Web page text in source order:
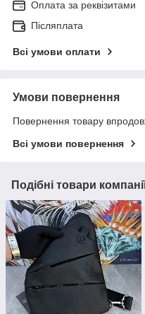
Оплата за реквізитами
Післяплата
Всі умови оплати
Умови повернення
Повернення товару
Всі умови повернення
Подібні товари